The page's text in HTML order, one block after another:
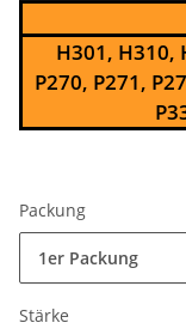
H301, H310,
P270, P271,
Packung
1er Packung
Stärke